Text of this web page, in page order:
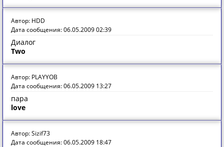
Автор: HDD
Дата сообщения: 06.05.2009 02:39
Диалог
Two
Автор: PLAYYOB
Дата сообщения: 06.05.2009 13:27
пара
love
Автор: Sizif73
Дата сообщения: 06.05.2009 18:47